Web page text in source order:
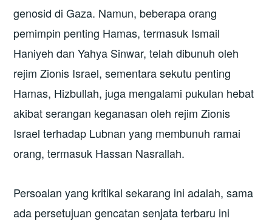
genosid di Gaza. Namun, beberapa orang
pemimpin penting Hamas, termasuk Ismail
Haniyeh dan Yahya Sinwar, telah dibunuh oleh
rejim Zionis Israel, sementara sekutu penting
Hamas, Hizbullah, juga mengalami pukulan hebat
akibat serangan keganasan oleh rejim Zionis
Israel terhadap Lubnan yang membunuh ramai
orang, termasuk Hassan Nasrallah.
Persoalan yang kritikal sekarang ini adalah, sama
ada persetujuan gencatan senjata terbaru ini